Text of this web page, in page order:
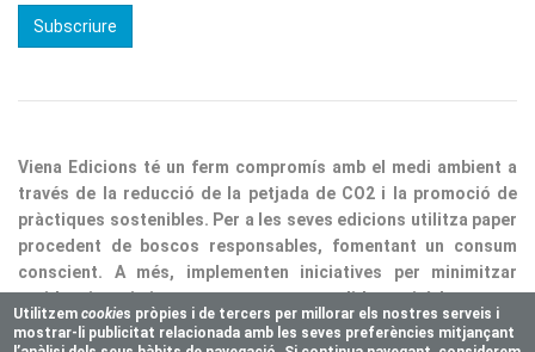
través de la reducció de la petjada de CO2 i la promoció de
pràctiques sostenibles. Per a les seves edicions utilitza paper
procedent de boscos responsables, fomentant un consum
conscient. A més, implementen iniciatives per minimitzar
residus i optimitzar processos, consolidant així la nostra
responsabilitat ecològica.
Copyright © 2025 Vienaeditorial.com. All rights reserved
Utilitzemcookies pròpies i de tercers per millorar els nostres serveis i
mostrar-li publicitat relacionada amb les seves preferències mitjançant